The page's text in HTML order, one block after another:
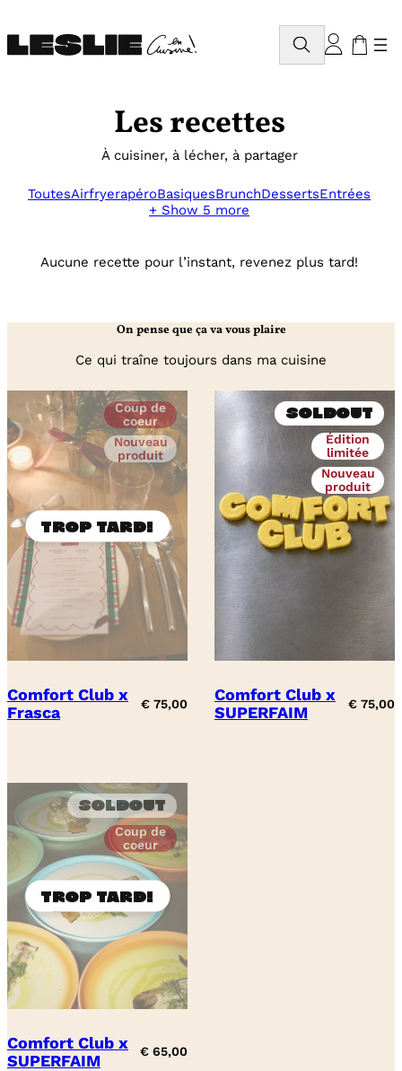
au
contenu
Rechercher
Les recettes
À cuisiner, à lécher, à partager
ToutesAirfryerapéroBasiquesBrunchDessertsEntrées
+ Show 5 more
Aucune recette pour l’instant, revenez plus tard!
On pense que ça va vous plaire
Ce qui traîne toujours dans ma cuisine
Coup de
coeur
Nouveau
produit
Comfort Club x
Frasca
€ 75,00
Soldout
Édition
limitée
Nouveau
produit
Comfort Club x
SUPERFAIM
€ 75,00
Soldout
Coup de
coeur
Comfort Club x
SUPERFAIM
€ 65,00